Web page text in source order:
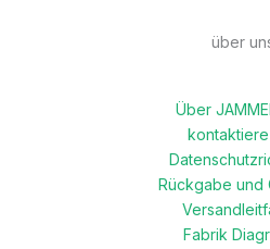
über
Über
kontaktiere
Rückgabe und
Fabrik